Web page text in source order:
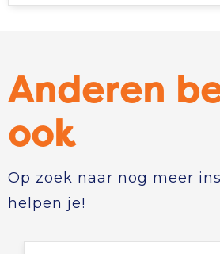
Anderen
ook
Op zoek naar nog meer
helpen je!